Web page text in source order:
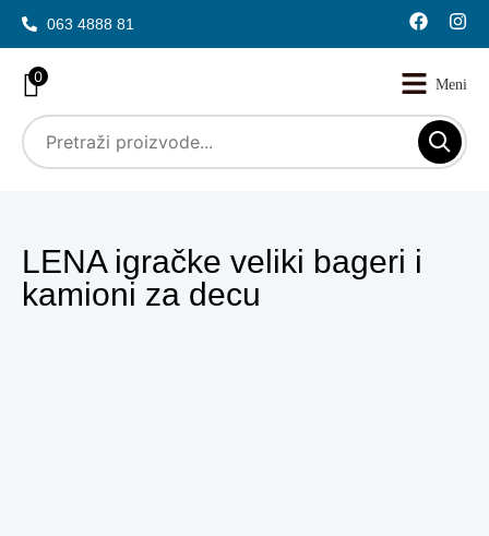
063 4888 81
0
LENA igračke veliki bageri i
kamioni za decu